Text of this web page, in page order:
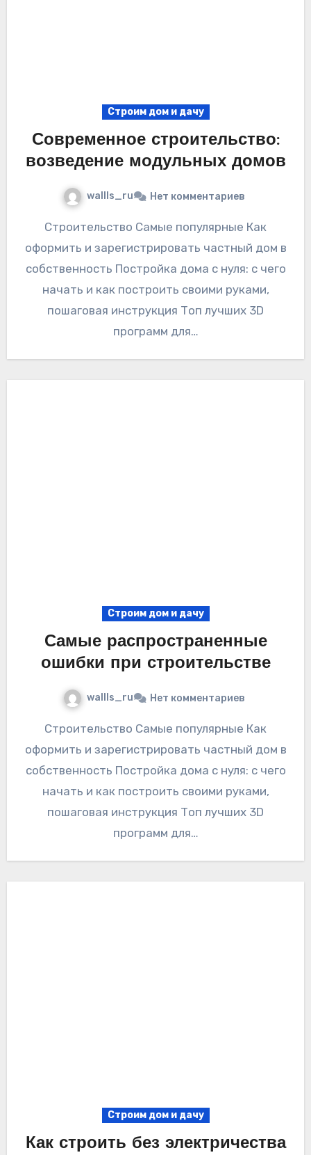
Строим дом и дачу
Современное строительство:
возведение модульных домов
wallls_ru Нет комментариев
Строительство Самые популярные Как
оформить и зарегистрировать частный дом в
собственность Постройка дома с нуля: с чего
начать и как построить своими руками,
пошаговая инструкция Топ лучших 3D
программ для…
Строим дом и дачу
Самые распространенные
ошибки при строительстве
wallls_ru Нет комментариев
Строительство Самые популярные Как
оформить и зарегистрировать частный дом в
собственность Постройка дома с нуля: с чего
начать и как построить своими руками,
пошаговая инструкция Топ лучших 3D
программ для…
Строим дом и дачу
Как строить без электричества